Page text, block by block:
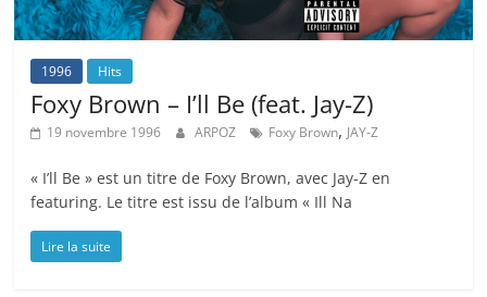
1996 Hits
Foxy Brown – I’ll Be (feat. Jay-Z)
19 novembre 1996 ARPOZ Foxy Brown, JAY-Z
« I’ll Be » est un titre de Foxy Brown, avec Jay-Z en
featuring. Le titre est issu de l’album « Ill Na
Lire la suite